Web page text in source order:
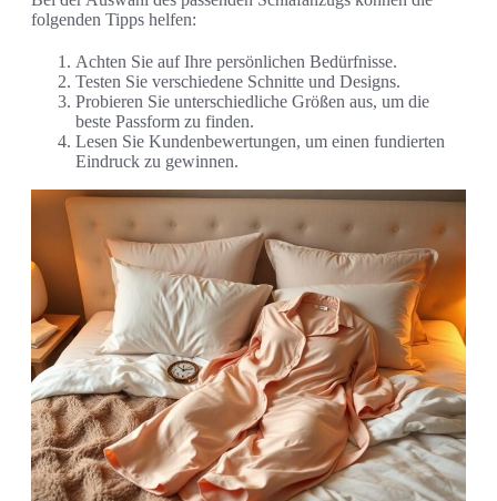
folgenden Tipps helfen:
Achten Sie auf Ihre persönlichen Bedürfnisse.
Testen Sie verschiedene Schnitte und Designs.
Probieren Sie unterschiedliche Größen aus, um die
beste Passform zu finden.
Lesen Sie Kundenbewertungen, um einen fundierten
Eindruck zu gewinnen.